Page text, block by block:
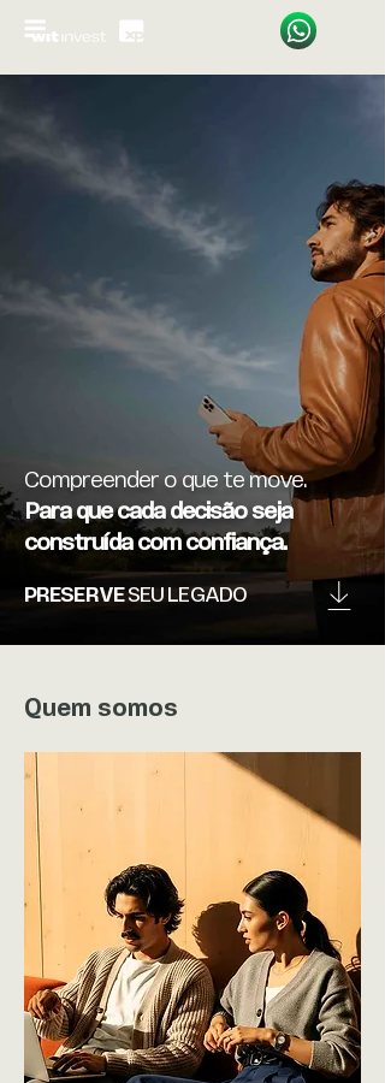
Compreender o que te move.
Para que cada decisão seja
construída com confiança.
PRESERVESEU LEGADO
Quem somos